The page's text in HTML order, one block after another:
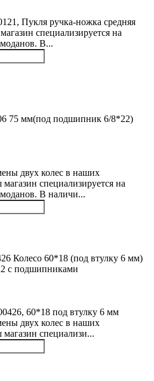
Пукля ручка-ножка средняя
специализируется на
В...
двух колес в наших
специализируется на
В наличи...
с подшипниками
60*18 под втулку 6 мм
двух колес в наших
специализи...